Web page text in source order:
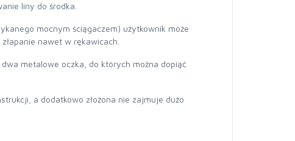
liny do środka.
mocnym ściągaczem) użytkownik może
nawet w rękawicach.
metalowe oczka, do których można dopiąć
a dodatkowo złożona nie zajmuje dużo